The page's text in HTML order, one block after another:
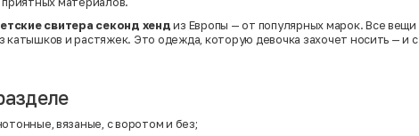
свитера секонд хенд из Европы — от популярных марок. Все вещи
катышков и растяжек. Это одежда, которую девочка захочет носить — и с
вязаные, с воротом и без;